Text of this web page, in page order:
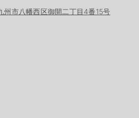
州市八幡西区御開二丁目4番15号